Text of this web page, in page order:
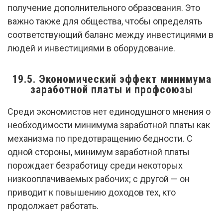
получение дополнительного образования. Это
важно также для общества, чтобы определять
соответствующий баланс между инвестициями в
людей и инвестициями в оборудование.
19.5. Экономический эффект минимума
заработной платы и профсоюзы
Среди экономистов нет единодушного мнения о
необходимости минимума заработной платы как
механизма по предотвращению бедности. С
одной стороны, минимум заработной платы
порождает безработицу среди некоторых
низкооплачиваемых рабочих; с другой — он
приводит к повышению доходов тех, кто
продолжает работать.